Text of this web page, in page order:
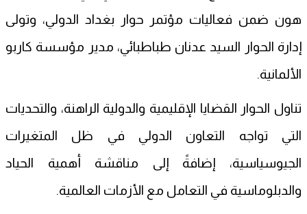
هون ضمن فعاليات مؤتمر حوار بغداد الدولي، وتولى
إدارة الحوار السيد عدنان طباطبائي، مدير مؤسسة كاربو
الألمانية.
تناول الحوار القضايا الإقليمية والدولية الراهنة، والتحديات
التي تواجه التعاون الدولي في ظل المتغيرات
الجيوسياسية، إضافةً إلى مناقشة أهمية الحياد
والدبلوماسية في التعامل مع الأزمات العالمية.